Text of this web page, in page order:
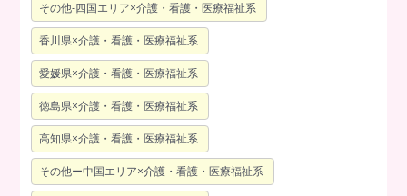
その他-四国エリア×介護・看護・医療福祉系
香川県×介護・看護・医療福祉系
愛媛県×介護・看護・医療福祉系
徳島県×介護・看護・医療福祉系
高知県×介護・看護・医療福祉系
その他ー中国エリア×介護・看護・医療福祉系